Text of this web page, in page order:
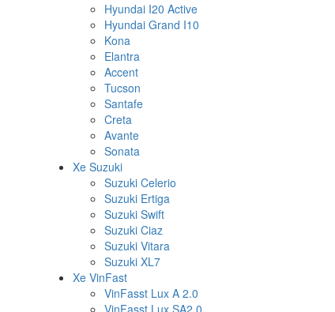
Hyundai I20 Active
Hyundai Grand I10
Kona
Elantra
Accent
Tucson
Santafe
Creta
Avante
Sonata
Xe Suzuki
Suzuki Celerio
Suzuki Ertiga
Suzuki Swift
Suzuki Ciaz
Suzuki Vitara
Suzuki XL7
Xe VinFast
VinFasst Lux A 2.0
VinFasst Lux SA2.0